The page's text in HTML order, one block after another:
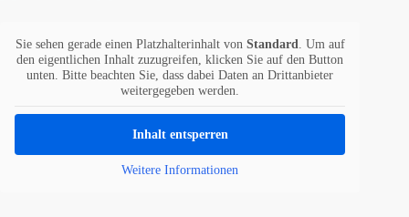
Sie sehen gerade einen Platzhalterinhalt von Standard
. Um auf
den eigentlichen Inhalt zuzugreifen, klicken Sie auf den Button
unten. Bitte beachten Sie, dass dabei Daten an Drittanbieter
weitergegeben werden.
Inhalt entsperren
Weitere Informationen